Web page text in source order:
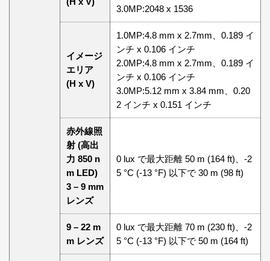
3.0MP:2048 x 1536
イメージ
エリア
(H x V)
1.0MP:4.8 mm x 2.7mm、0.189 イ
ンチ x 0.106 インチ
2.0MP:4.8 mm x 2.7mm、0.189 イ
ンチ x 0.106 インチ
3.0MP:5.12 mm x 3.84 mm、0.20
2 インチ x 0.151 インチ
赤外線照
射 (高出
力 850 n
m LED)
3 – 9 mm
レンズ
0 lux で最大距離 50 m (164 ft)、-2
5 °C (-13 °F) 以下で 30 m (98 ft)
9 – 22 m
m レンズ
0 lux で最大距離 70 m (230 ft)、-2
5 °C (-13 °F) 以下で 50 m (164 ft)